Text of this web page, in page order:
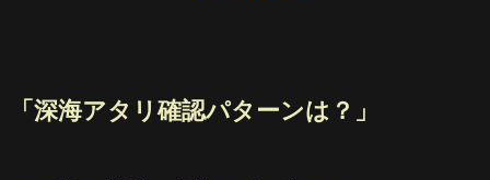
「深海アタリ確認パターンは？」